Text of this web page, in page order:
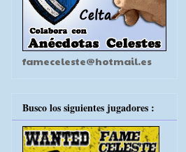
fameceleste@hotmail.es
Busco los siguientes jugadores :